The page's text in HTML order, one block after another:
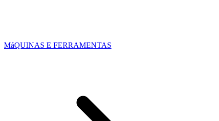
MáQUINAS E FERRAMENTAS